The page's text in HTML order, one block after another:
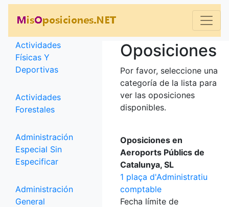
Categorías
Actividades
Físicas Y
Deportivas
Actividades
Forestales
Administración
Especial Sin
Especificar
Administración
General
Oposiciones
Por favor, seleccione una
categoría de la lista para
ver las oposiciones
disponibles.
Oposiciones en
Aeroports Públics de
Catalunya, SL
1 plaça d'Administratiu
comptable
Fecha límite de